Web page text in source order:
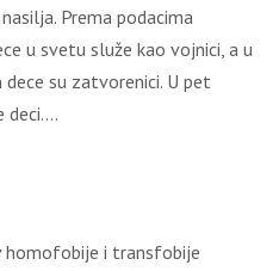
Prema podacima
u svetu služe kao vojnici, a u
su zatvorenici. U pet
deci….
homofobije i transfobije